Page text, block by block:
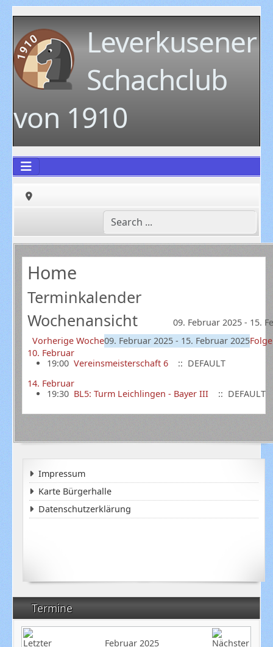
Leverkusener
Schachclub
von 1910
Termine
Februar 2025
Home
Terminkalender
Wochenansicht
09. Februar 2025 - 15.
Vorherige Woche09. Februar 2025 - 15. Februar 2025
10. Februar
19:00Vereinsmeisterschaft 6
:: DEFAULT
14. Februar
19:30 BL5: Turm Leichlingen - Bayer III :: DEFAULT
Impressum
Karte Bürgerhalle
Datenschutzerklärung